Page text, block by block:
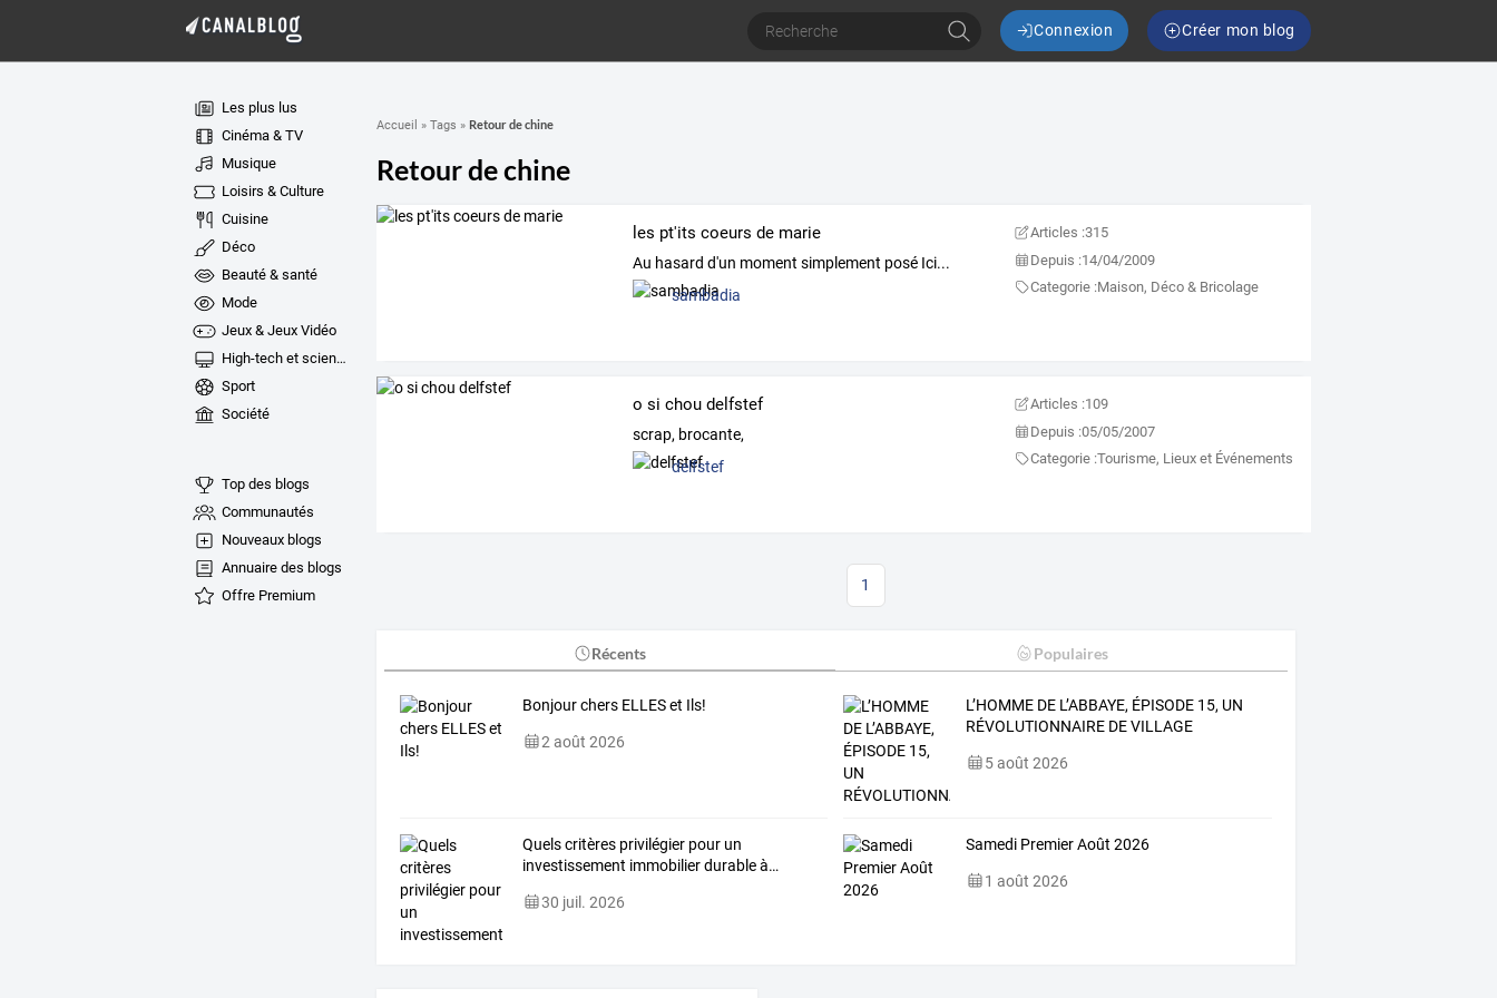
Connexion Créer mon blog
Les plus lus
Cinéma & TV
Musique
Loisirs & Culture
Cuisine
Déco
Beauté & santé
Mode
Jeux & Jeux Vidéo
High-tech et sciences
Sport
Société
Top des blogs
Communautés
Nouveaux blogs
Annuaire des blogs
Offre Premium
Accueil » Tags » Retour de chine
Retour de chine
les pt'its coeurs de marie
Au hasard d'un moment simplement posé Ici...
sambadia
Articles :315
Depuis :14/04/2009
Categorie :Maison, Déco & Bricolage
o si chou delfstef
scrap, brocante,
delfstef
Articles :109
Depuis :05/05/2007
Categorie :Tourisme, Lieux et Événements
1
Récents Populaires
Bonjour chers ELLES et Ils!
2 août 2026
L’HOMME DE L’ABBAYE, ÉPISODE 15, UN
RÉVOLUTIONNAIRE DE VILLAGE
5 août 2026
Quelscritèresprivilégierpourun
investissement immobilierdurableà…
30 juil. 2026
Samedi Premier Août 2026
1 août 2026